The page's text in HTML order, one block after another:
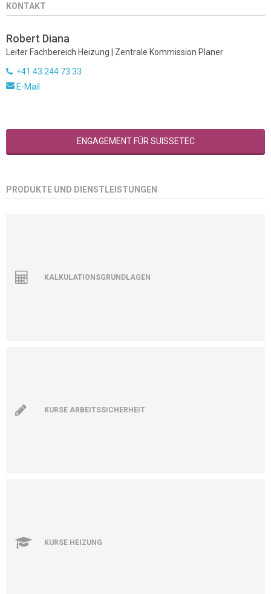
KONTAKT
Robert Diana
Leiter Fachbereich Heizung | Zentrale Kommission Planer
+41 43 244 73 33
E-Mail
ENGAGEMENT FÜR SUISSETEC
PRODUKTE UND DIENSTLEISTUNGEN
KALKULATIONSGRUNDLAGEN
KURSE ARBEITSSICHERHEIT
KURSE HEIZUNG